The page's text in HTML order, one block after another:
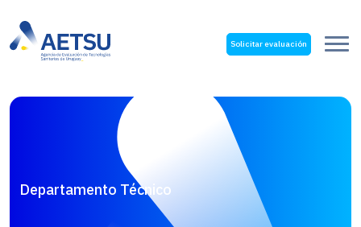
Solicitar evaluación
Departamento Técnico